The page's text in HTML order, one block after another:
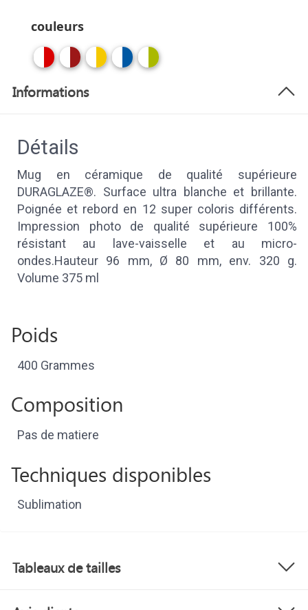
couleurs
Informations
Détails
Mug en céramique de qualité supérieure
DURAGLAZE®. Surface ultra blanche et brillante.
Poignée et rebord en 12 super coloris différents.
Impression photo de qualité supérieure 100%
résistant au lave-vaisselle et au micro-
ondes.Hauteur 96 mm, Ø 80 mm, env. 320 g.
Volume 375 ml
Poids
400 Grammes
Composition
Pas de matiere
Techniques disponibles
Sublimation
Tableaux de tailles